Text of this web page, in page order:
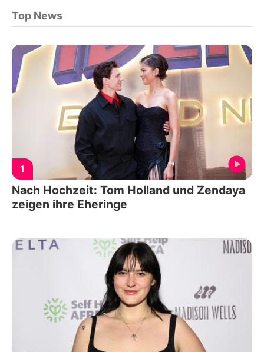
Top News
1
Nach Hochzeit: Tom Holland und Zendaya
zeigen ihre Eheringe